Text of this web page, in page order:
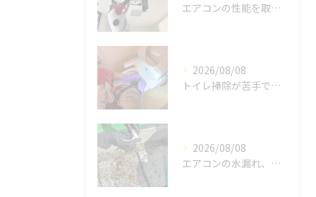
エアコンの性能を取り戻しませんか？
2026/08/08
トイレ掃除が苦手でも、効率的にできる方法をご紹介します。
2026/08/08
エアコンの水漏れ、心配ですよね。